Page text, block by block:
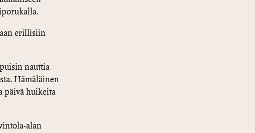
erillisiin
nauttia
Hämäläinen
päivä huikeita
alan